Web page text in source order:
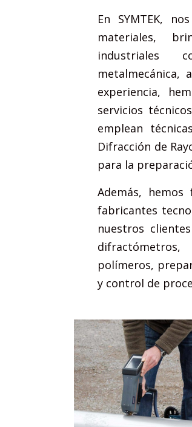
En SYMTEK,
materiales,
industriales
metalmecánica,
experiencia,
servicios
emplean
Difracción de
para la
Además,
fabricantes
nuestros
polímeros,
y control de